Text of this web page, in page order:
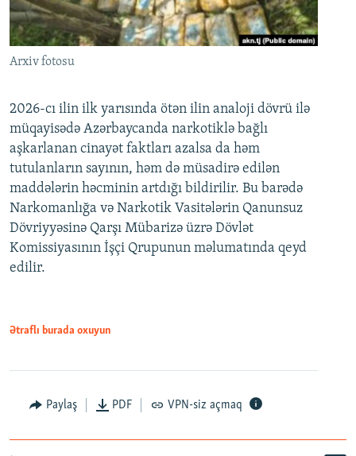
Arxiv fotosu
2026-cı ilin ilk yarısında ötən ilin analoji dövrü ilə
müqayisədə Azərbaycanda narkotiklə bağlı
aşkarlanan cinayət faktları azalsa da həm
tutulanların sayının, həm də müsadirə edilən
maddələrin həcminin artdığı bildirilir. Bu barədə
Narkomanlığa və Narkotik Vasitələrin Qanunsuz
Dövriyyəsinə Qarşı Mübarizə üzrə Dövlət
Komissiyasının İşçi Qrupunun məlumatında qeyd
edilir.
Ətraflı burada oxuyun
Paylaş PDF VPN-siz açmaq